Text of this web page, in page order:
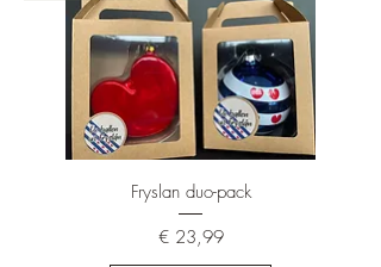
Fryslan duo-pack
Prijs
€ 23,99